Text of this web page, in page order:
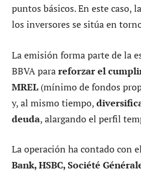
puntos básicos. En este caso,
los inversores se sitúa en
La emisión forma parte de la
BBVA parareforzar el
MREL (mínimo de fondos
y, al mismo tiempo,
deuda, alargando el perfil
La operación ha contado con
Bank, HSBC, Société